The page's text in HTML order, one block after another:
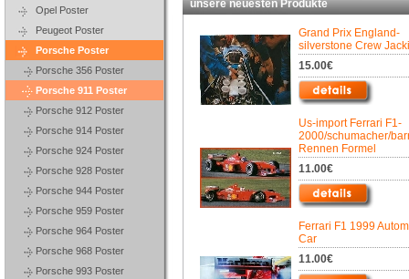
Opel Poster
Peugeot Poster
Porsche Poster
Porsche 356 Poster
Porsche 911 Poster
Porsche 912 Poster
Porsche 914 Poster
Porsche 924 Poster
Porsche 928 Poster
Porsche 944 Poster
Porsche 959 Poster
Porsche 964 Poster
Porsche 968 Poster
Porsche 993 Poster
unsere neuesten Produkte
Grand Prix England-
silverstone Crew
15.00€
Us-import Ferrari F1-
2000/schumacher/
Rennen Formel
11.00€
Ferrari F1 1999
Car
11.00€